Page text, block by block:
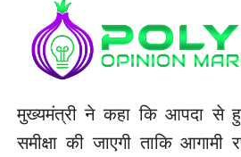
मुख्यमंत्री ने कहा कि आपदा से
समीक्षा की जाएगी ताकि आगामी